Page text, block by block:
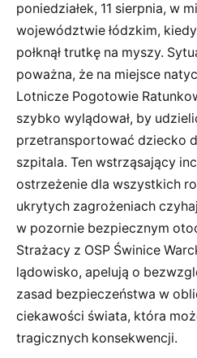
poniedziałek, 11 sierpnia, w
województwie łódzkim,
połknął trutkę na myszy.
poważna, że na miejsce
Lotnicze Pogotowie
szybko wylądował, by
przetransportować dziecko
szpitala. Ten wstrząsający
ostrzeżenie dla wszystkich
ukrytych zagrożeniach
w pozornie bezpiecznym
Strażacy z OSP Świnice
lądowisko, apelują o
zasad bezpieczeństwa w
ciekawości świata, która
tragicznych konsekwencji.